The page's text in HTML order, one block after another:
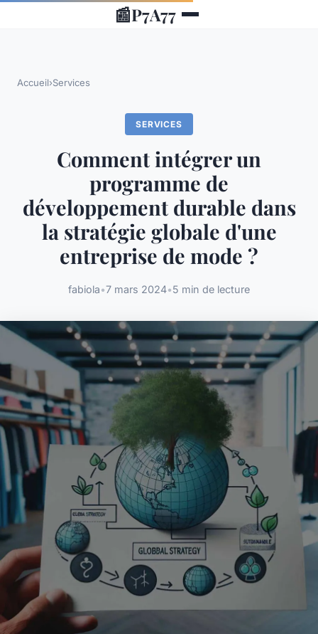
📰P7A77
Accueil›Services
SERVICES
Comment intégrer un
programme de
développement durable dans
la stratégie globale d'une
entreprise de mode ?
fabiola•7 mars 2024•5 min de lecture